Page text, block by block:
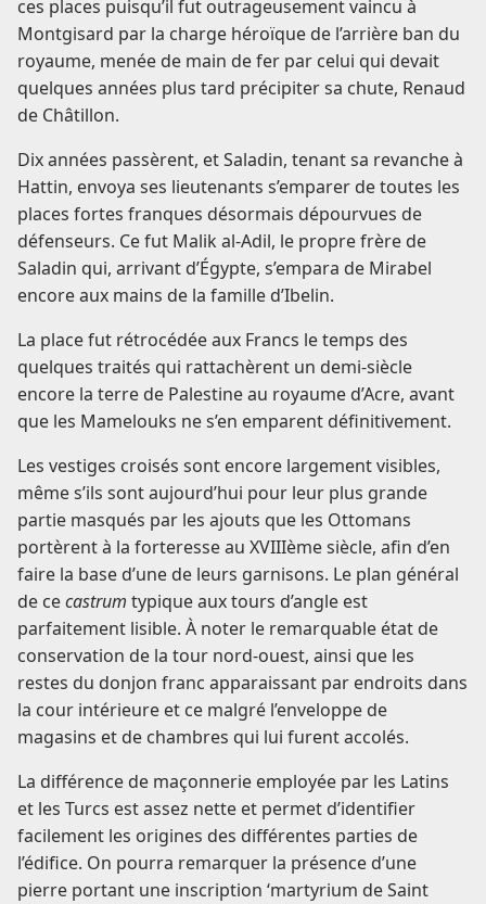
ces places puisqu’il fut outrageusement vaincu à
Montgisard par la charge héroïque de l’arrière ban du
royaume, menée de main de fer par celui qui devait
quelques années plus tard précipiter sa chute, Renaud
de Châtillon.
Dix années passèrent, et Saladin, tenant sa revanche à
Hattin, envoya ses lieutenants s’emparer de toutes les
places fortes franques désormais dépourvues de
défenseurs. Ce fut Malik al-Adil, le propre frère de
Saladin qui, arrivant d’Égypte, s’empara de Mirabel
encore aux mains de la famille d’Ibelin.
La place fut rétrocédée aux Francs le temps des
quelques traités qui rattachèrent un demi-siècle
encore la terre de Palestine au royaume d’Acre, avant
que les Mamelouks ne s’en emparent définitivement.
Les vestiges croisés sont encore largement visibles,
même s’ils sont aujourd’hui pour leur plus grande
partie masqués par les ajouts que les Ottomans
portèrent à la forteresse au XVIIIème siècle, afin d’en
faire la base d’une de leurs garnisons. Le plan général
de cecastrum typique aux tours d’angle est
parfaitement lisible. À noter le remarquable état de
conservation de la tour nord-ouest, ainsi que les
restes du donjon franc apparaissant par endroits dans
la cour intérieure et ce malgré l’enveloppe de
magasins et de chambres qui lui furent accolés.
La différence de maçonnerie employée par les Latins
et les Turcs est assez nette et permet d’identifier
facilement les origines des différentes parties de
l’édifice. On pourra remarquer la présence d’une
pierre portant une inscription ‘martyrium de Saint